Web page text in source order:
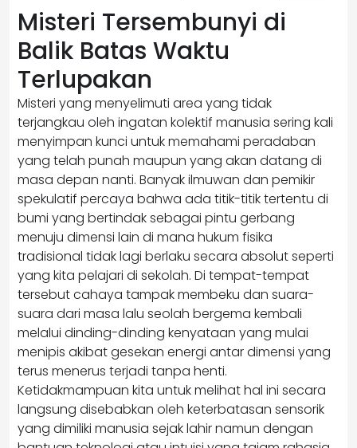
Misteri Tersembunyi di
Balik Batas Waktu
Terlupakan
Misteri yang menyelimuti area yang tidak
terjangkau oleh ingatan kolektif manusia sering kali
menyimpan kunci untuk memahami peradaban
yang telah punah maupun yang akan datang di
masa depan nanti. Banyak ilmuwan dan pemikir
spekulatif percaya bahwa ada titik-titik tertentu di
bumi yang bertindak sebagai pintu gerbang
menuju dimensi lain di mana hukum fisika
tradisional tidak lagi berlaku secara absolut seperti
yang kita pelajari di sekolah. Di tempat-tempat
tersebut cahaya tampak membeku dan suara-
suara dari masa lalu seolah bergema kembali
melalui dinding-dinding kenyataan yang mulai
menipis akibat gesekan energi antar dimensi yang
terus menerus terjadi tanpa henti.
Ketidakmampuan kita untuk melihat hal ini secara
langsung disebabkan oleh keterbatasan sensorik
yang dimiliki manusia sejak lahir namun dengan